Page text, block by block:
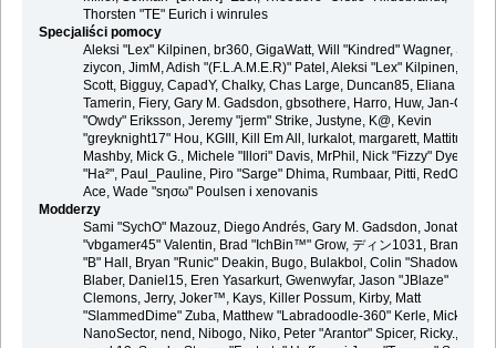
Thorsten "TE" Eurich i winrules
Specjaliści pomocy
Aleksi "Lex" Kilpinen, br360, GigaWatt, Will "Kindred" Wagner, Steve,
ziycon, JimM, Adish "(F.L.A.M.E.R)" Patel, Aleksi "Lex" Kilpinen, Ben
Scott, Bigguy, CapadY, Chalky, Chas Large, Duncan85, Eliana
Tamerin, Fiery, Gary M. Gadsdon, gbsothere, Harro, Huw, Jan-Olof
"Owdy" Eriksson, Jeremy "jerm" Strike, Justyne, K@, Kevin
"greyknight17" Hou, KGIII, Kill Em All, lurkalot, margarett, Mattitude,
Mashby, Mick G., Michele "Illori" Davis, MrPhil, Nick "Fizzy" Dyer, Nick
"Ha²", Paul_Pauline, Piro "Sarge" Dhima, Rumbaar, Pitti, RedOne, S-
Ace, Wade "sησω" Poulsen i xenovanis
Modderzy
Sami "SychO" Mazouz, Diego Andrés, Gary M. Gadsdon, Jonathan
"vbgamer45" Valentin, Brad "IchBin™" Grow, ディン1031, Brannon
"B" Hall, Bryan "Runic" Deakin, Bugo, Bulakbol, Colin "Shadow82x"
Blaber, Daniel15, Eren Yasarkurt, Gwenwyfar, Jason "JBlaze"
Clemons, Jerry, Joker™, Kays, Killer Possum, Kirby, Matt
"SlammedDime" Zuba, Matthew "Labradoodle-360" Kerle, Mick.,
NanoSector, nend, Nibogo, Niko, Peter "Arantor" Spicer, Ricky.,